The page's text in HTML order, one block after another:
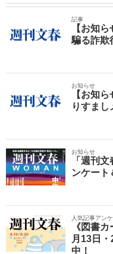
記事
【お知
騙る詐欺
お知らせ
【お知
りすま
お知らせ
「週刊
ンケート
人気記事アン
《図書
月13日
中！